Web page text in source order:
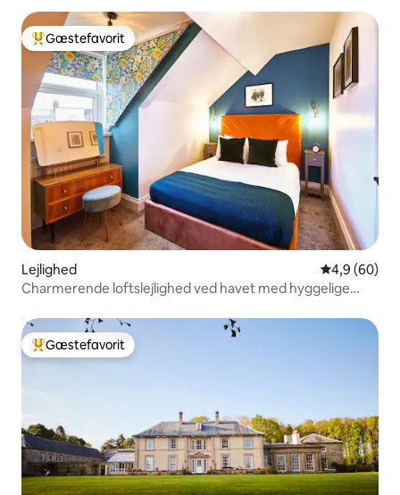
Bedste gæstefavorit
Gæstefavorit
Lejlighed 4,9 ud af 5 i
4,9 (60)
Charmerende loftslejlighed ved havet med hyggelige
Bedste gæstefavorit
Gæstefavorit